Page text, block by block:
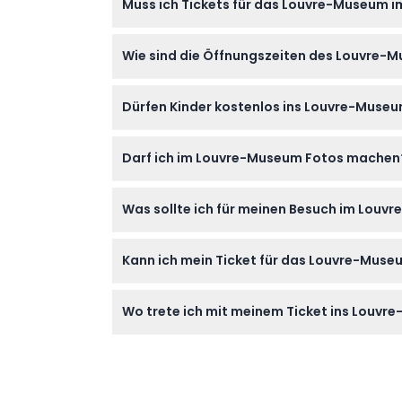
Muss ich Tickets für das Louvre-Museum
und Ihren bevorzugten Zeitfenster zu
Wie sind die Öffnungszeiten des Louvre-
geschlossen. Stellen Sie sicher, dass Sie
Dürfen Kinder kostenlos ins Louvre-
Tickets, die den direkten Zugang zur Mona
Darf ich im Louvre-Museum Fotos
Was sollte ich für meinen Besuch im
Schuhe, da das Museum groß ist und viel
Kann ich mein Ticket für das Louvre-
Wo trete ich mit meinem Ticket ins